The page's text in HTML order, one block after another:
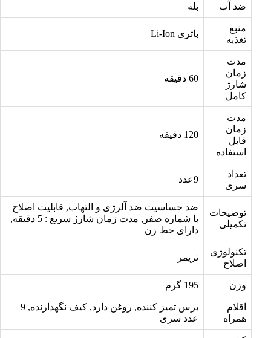
ضد آب
منبع
تغذیه
باتری Li-Ion
مدت
زمان
شارژ
کامل
مدت
زمان
قابل
استفاده
120 دقیقه
تعداد
سری
توضیحات
تکمیلی
ضد حساسیت ضد آلرژی و التهاب, قابلیت اصلاح
با شماره صفر, مدت زمان شارژ سریع : 5 دقیقه,
دارای خط زن
تکنولوژی
اصلاح
تریمر
وزن 195 گرم
اقلام
همراه
برس تمیز کننده, روغن دارد, کیف نگهدارنده, 9
عدد سری